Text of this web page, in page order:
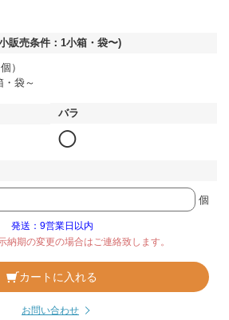
）
袋～
◯
個
発送：9営業日以内
納期の変更の場合はご連絡致します。
カートに入れる
お問い合わせ